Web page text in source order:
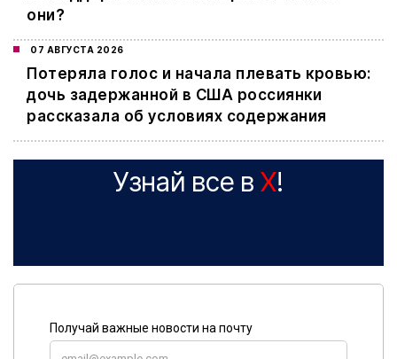
они?
07 АВГУСТА 2026
Потеряла голос и начала плевать кровью:
дочь задержанной в США россиянки
рассказала об условиях содержания
Узнай все в X!